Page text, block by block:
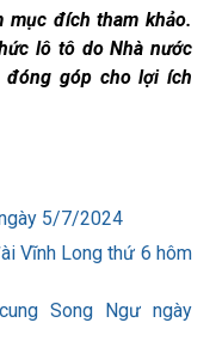
mục đích tham khảo.
lô tô do Nhà nước
đóng góp cho lợi ích
5/7/2024
Vĩnh Long thứ 6 hôm
Song Ngư ngày